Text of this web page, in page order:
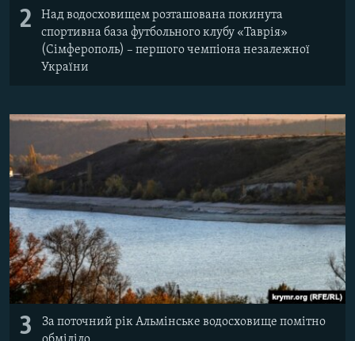
2
Над водосховищем розташована покинута
спортивна база футбольного клубу «Таврія»
(Сімферополь) – першого чемпіона незалежної
України
3
За поточний рік Альмінське водосховище помітно